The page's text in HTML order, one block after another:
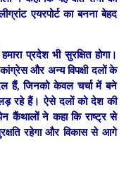
एयरपोर्ट का बनना बेहद
प्रदेश भी सुरक्षित होगा।
और अन्य विपक्षी दलों के
हैं, जिनको केवल चर्चा में बने
रहे हैं। ऐसे दलों को देश की
कैंथालों ने कहा कि राष्ट्र से
रहेगा और विकास से आगे